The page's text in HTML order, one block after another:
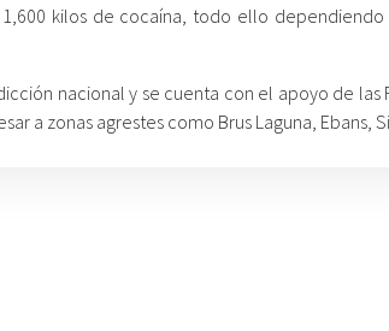
kilos de cocaína, todo ello
nacional y se cuenta con el apoyo de las
a zonas agrestes como Brus Laguna, Ebans,